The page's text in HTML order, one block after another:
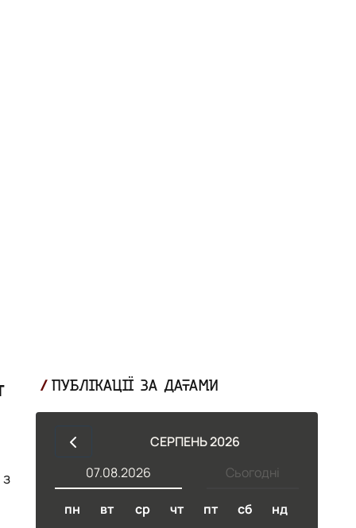
ПУБЛІКАЦІЇ ЗА ДАТАМИ
СЕРПЕНЬ 2026
Сьогодні
07.08.2026
пн вт ср чт пт сб нд